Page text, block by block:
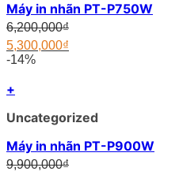
Máy in nhãn PT-P750W
6,200,000₫Original
was:
5,300,000₫
Current
is:
-14%
+
Uncategorized
Máy in nhãn PT-P900W
9,900,000₫Original